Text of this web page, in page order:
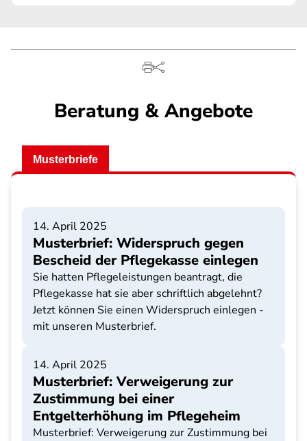
Beratung & Angebote
Musterbriefe
14. April 2025
Musterbrief: Widerspruch gegen
Bescheid der Pflegekasse einlegen
Sie hatten Pflegeleistungen beantragt, die
Pflegekasse hat sie aber schriftlich abgelehnt?
Jetzt können Sie einen Widerspruch einlegen -
mit unseren Musterbrief.
14. April 2025
Musterbrief: Verweigerung zur
Zustimmung bei einer
Entgelterhöhung im Pflegeheim
Musterbrief: Verweigerung zur Zustimmung bei